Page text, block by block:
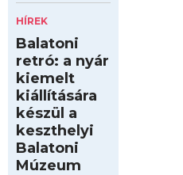
HÍREK
Balatoni
retró: a nyár
kiemelt
kiállítására
készül a
keszthelyi
Balatoni
Múzeum